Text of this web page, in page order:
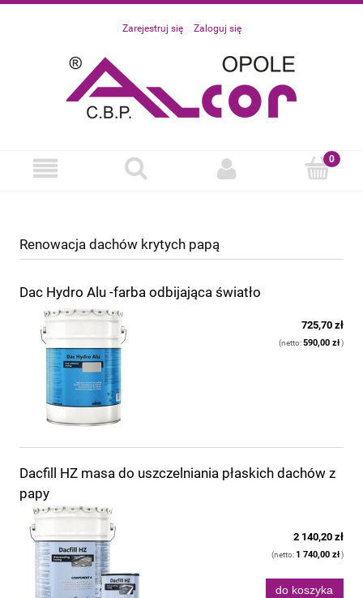
Zarejestruj się Zaloguj się
Renowacja dachów krytych papą
Dac Hydro Alu -farba odbijająca światło
725,70 zł
(netto:590,00 zł)
Dacfill HZ masa do uszczelniania płaskich dachów z
papy
2 140,20 zł
(netto:1 740,00 zł)
do koszyka